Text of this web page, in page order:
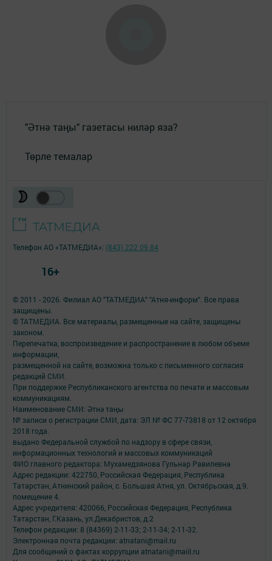
"Әтнә таңы" газетасы ниләр яза?
Төрле темалар
© 2011 - 2026. Филиал АО "ТАТМЕДИА" "Атня-информ". Все права
защищены.
© ТАТМЕДИА. Все материалы, размещенные на сайте, защищены
законом.
Перепечатка, воспроизведение и распространение в любом объеме
информации,
размещенной на сайте, возможна только с письменного согласия
редакций СМИ.
При поддержке Республиканского агентства по печати и массовым
коммуникациям.
Наименование СМИ: Әтнә таңы
№ записи о регистрации СМИ, дата: ЭЛ № ФС 77-73818 от 12 октября
2018 года.
выдано Федеральной службой по надзору в сфере связи,
информационных технологий и массовых коммуникаций
ФИО главного редактора: Мухамедзянова Гульнар Равилевна
Адрес редакции: 422750, Российская Федерация, Республика
Татарстан, Атнинский район, с. Большая Атня, ул. Октябрьская, д.9.
помещение 4.
Адрес учредителя: 420066, Российская Федерация, Республика
Татарстан, Г.Казань, ул.Декабристов, д.2
Телефон редакции: 8 (84369) 2-11-33; 2-11-34; 2-11-32.
Электронная почта редакции: atnatani@mail.ru
Для сообщений о фактах коррупции atnatani@maiil.ru
Телефон АО «ТАТМЕДИА»: (843) 222 09 84
16+